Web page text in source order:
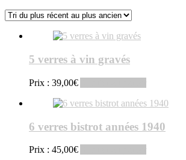
plus
au
ancien
5 verres à vin gravés
Prix : 39,00€
6 verres bistrot années 1940
Prix : 45,00€